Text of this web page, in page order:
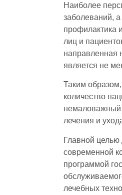
Наиболее
заболеваний,
профилактика
лиц и
направленная
является не
Таким
количество
немаловажный
лечения и
Главной целью
современной
программой
лечебных